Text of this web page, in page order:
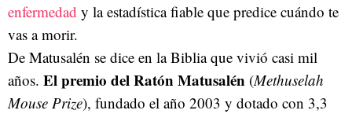
enfermedad y la estadística fiable que predice cuándo te
vas a morir.
De Matusalén se dice en la Biblia que vivió casi mil
años. El premio del Ratón Matusalén (Methuselah
Mouse Prize), fundado el año 2003 y dotado con 3,3